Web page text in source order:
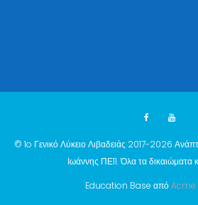
© 1o Γενικό Λύκειο Λιβαδειάς 2017-2026
Ιωάννης ΠΕ11. Όλα τα
Education Base απόAcme